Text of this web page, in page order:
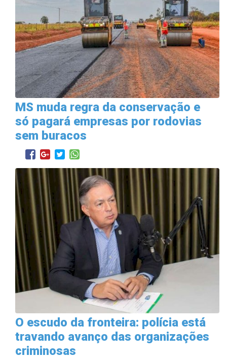
MS muda regra da conservação e
só pagará empresas por rodovias
sem buracos
O escudo da fronteira: polícia está
travando avanço das organizações
criminosas